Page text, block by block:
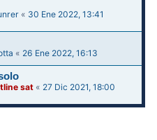
« 30 Ene 2022, 13:41
« 26 Ene 2022, 16:13
sat « 27 Dic 2021, 18:00